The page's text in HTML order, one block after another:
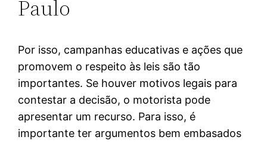
Paulo
Por isso, campanhas educativas e ações que
promovem o respeito às leis são tão
importantes. Se houver motivos legais para
contestar a decisão, o motorista pode
apresentar um recurso. Para isso, é
importante ter argumentos bem embasados